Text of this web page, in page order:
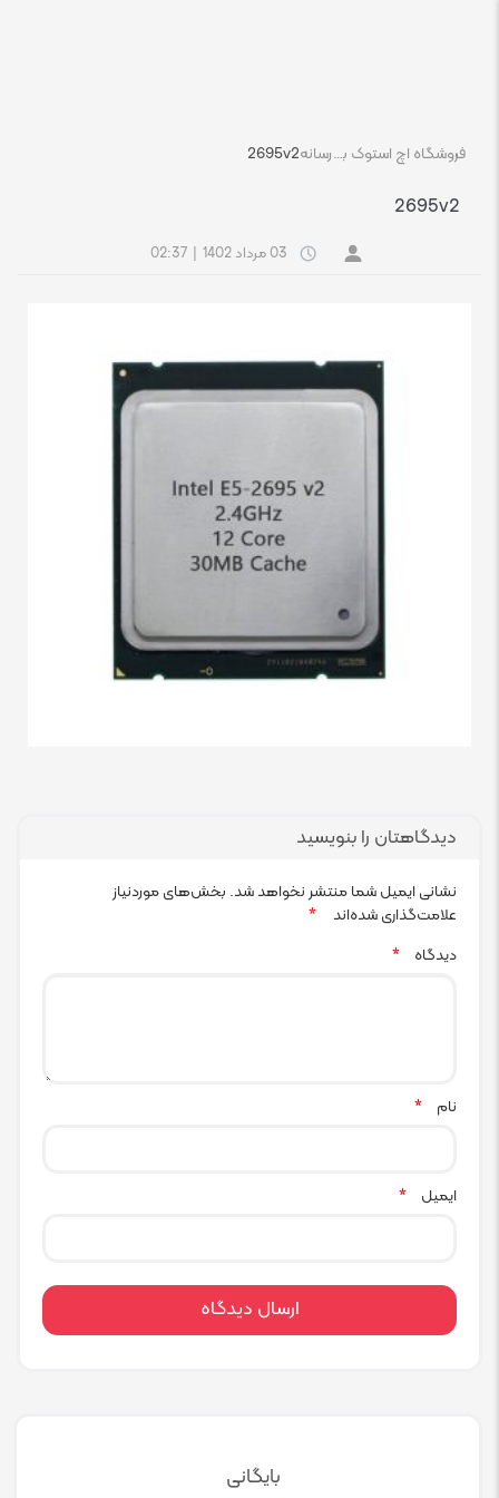
فروشگاه اچ استوک بازار انلاین تجهیزات کامپیوتر استوکرسانه2695v2
2695v2
03 مرداد 1402 02:37
دیدگاهتان را بنویسید
نشانی ایمیل شما منتشر نخواهد شد. بخش‌های موردنیاز
علامت‌گذاری شده‌اند
*
دیدگاه
*
نام *
ایمیل *
بایگانی